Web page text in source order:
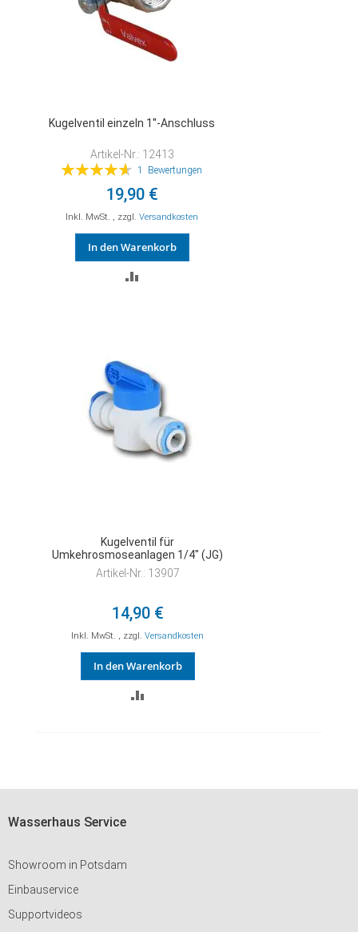
Kugelventil einzeln 1''-Anschluss
Artikel-Nr.: 12413
Bewertung:
1 Bewertungen
19,90 €
Inkl. MwSt. , zzgl. Versandkosten
In den Warenkorb
Kugelventil für
Umkehrosmoseanlagen 1/4" (JG)
Artikel-Nr.: 13907
14,90 €
Inkl. MwSt. , zzgl.Versandkosten
In den Warenkorb
Wasserhaus Service
Showroom in Potsdam
Einbauservice
Supportvideos